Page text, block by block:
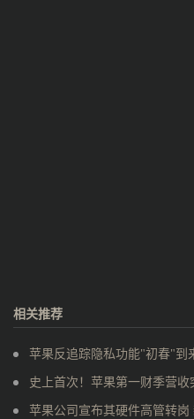
相关推荐
苹果反追踪隐私功能"初春"到
史上首次！苹果第一财季营
苹果公司宣布其硬件高管转岗